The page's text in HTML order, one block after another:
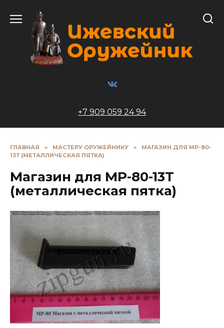
содержанию
+7 909 059 24 94
ГЛАВНАЯ » МАСТЕРУ ОРУЖЕЙНИКУ »
МАГАЗИН ДЛЯ МР-80-
13Т (МЕТАЛЛИЧЕСКАЯ ПЯТКА)
Магазин для МР-80-13Т
(металлическая пятка)